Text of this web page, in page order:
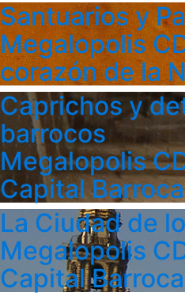
Santuarios y
Megalopolis
corazón de la
Caprichos y
barrocos
Megalopolis
Capital Barroca
La Ciudad de
Megalopolis
Capital Barroca